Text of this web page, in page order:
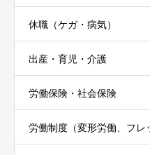
休職（ケガ・病気）
出産・育児・介護
労働保険・社会保険
労働制度（変形労働、フレ